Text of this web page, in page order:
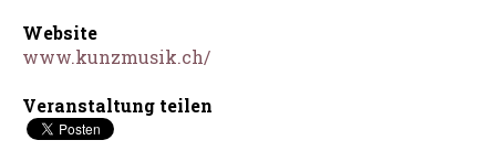
Website
www.kunzmusik.ch/
Veranstaltung teilen